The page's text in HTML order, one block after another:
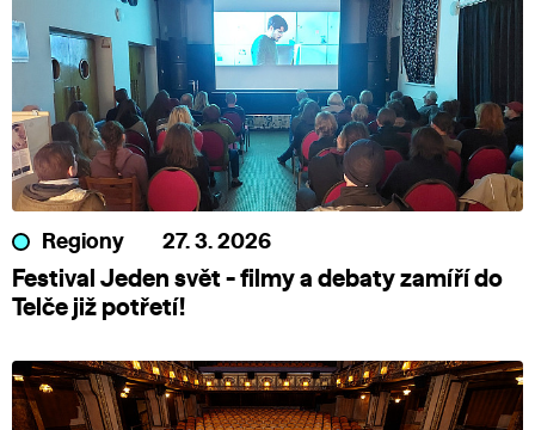
Regiony 27. 3. 2026
Festival Jeden svět - filmy a debaty zamíří do
Telče již potřetí!